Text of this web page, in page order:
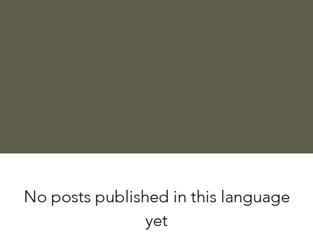
No posts published in this language
yet